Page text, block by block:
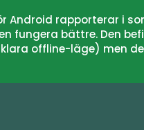
Android rapporterar i
fungera bättre. Den
offline-läge) men